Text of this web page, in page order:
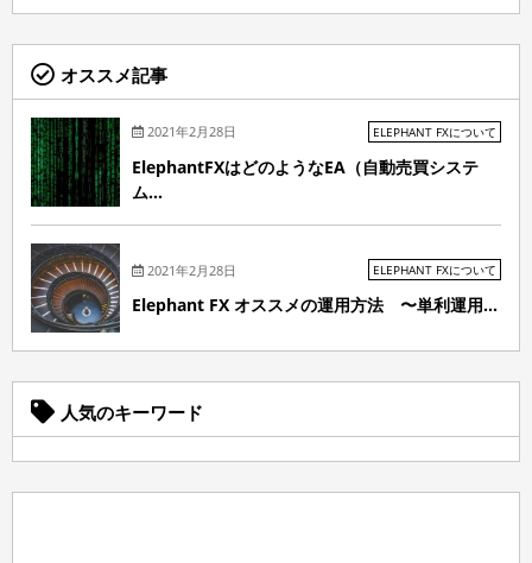
オススメ記事
2021年2月28日 ELEPHANT FXについて
ElephantFXはどのようなEA（自動売買システ
ム...
2021年2月28日 ELEPHANT FXについて
Elephant FX オススメの運用方法 〜単利運用...
人気のキーワード